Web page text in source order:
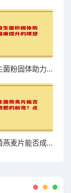
艾多美益生菌粉固体助力肠道健康提升的理想选择
高钙益生菌燕麦片能否成为你增肥的新宠？点击了解